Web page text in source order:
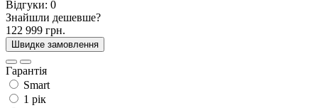
Відгуки: 0
Знайшли дешевше?
122 999 грн.
Швидке замовлення
Гарантія
Smart
1 рік